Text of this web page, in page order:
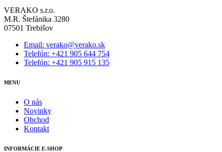
VERAKO s.r.o.
M.R. Štefánika 3280
07501 Trebišov
Email: verako@verako.sk
Telefón: +421 905 644 754
Telefón: +421 905 915 135
MENU
O nás
Novinky
Obchod
Kontakt
INFORMÁCIE E-SHOP